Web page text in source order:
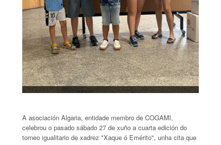
A asociación Algaria, entidade membro de COGAMI,
celebrou o pasado sábado 27 de xuño a cuarta edición do
torneo igualitario de xadrez "Xaque ó Emérito", unha cita que